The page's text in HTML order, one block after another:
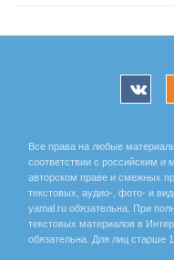
Все права на любые
соответствии с российским и
авторском праве и смежных
текстовых, аудио-, фото- и
yamal.ru обязательна. При
текстовых материалов в
обязательна. Для лиц старше